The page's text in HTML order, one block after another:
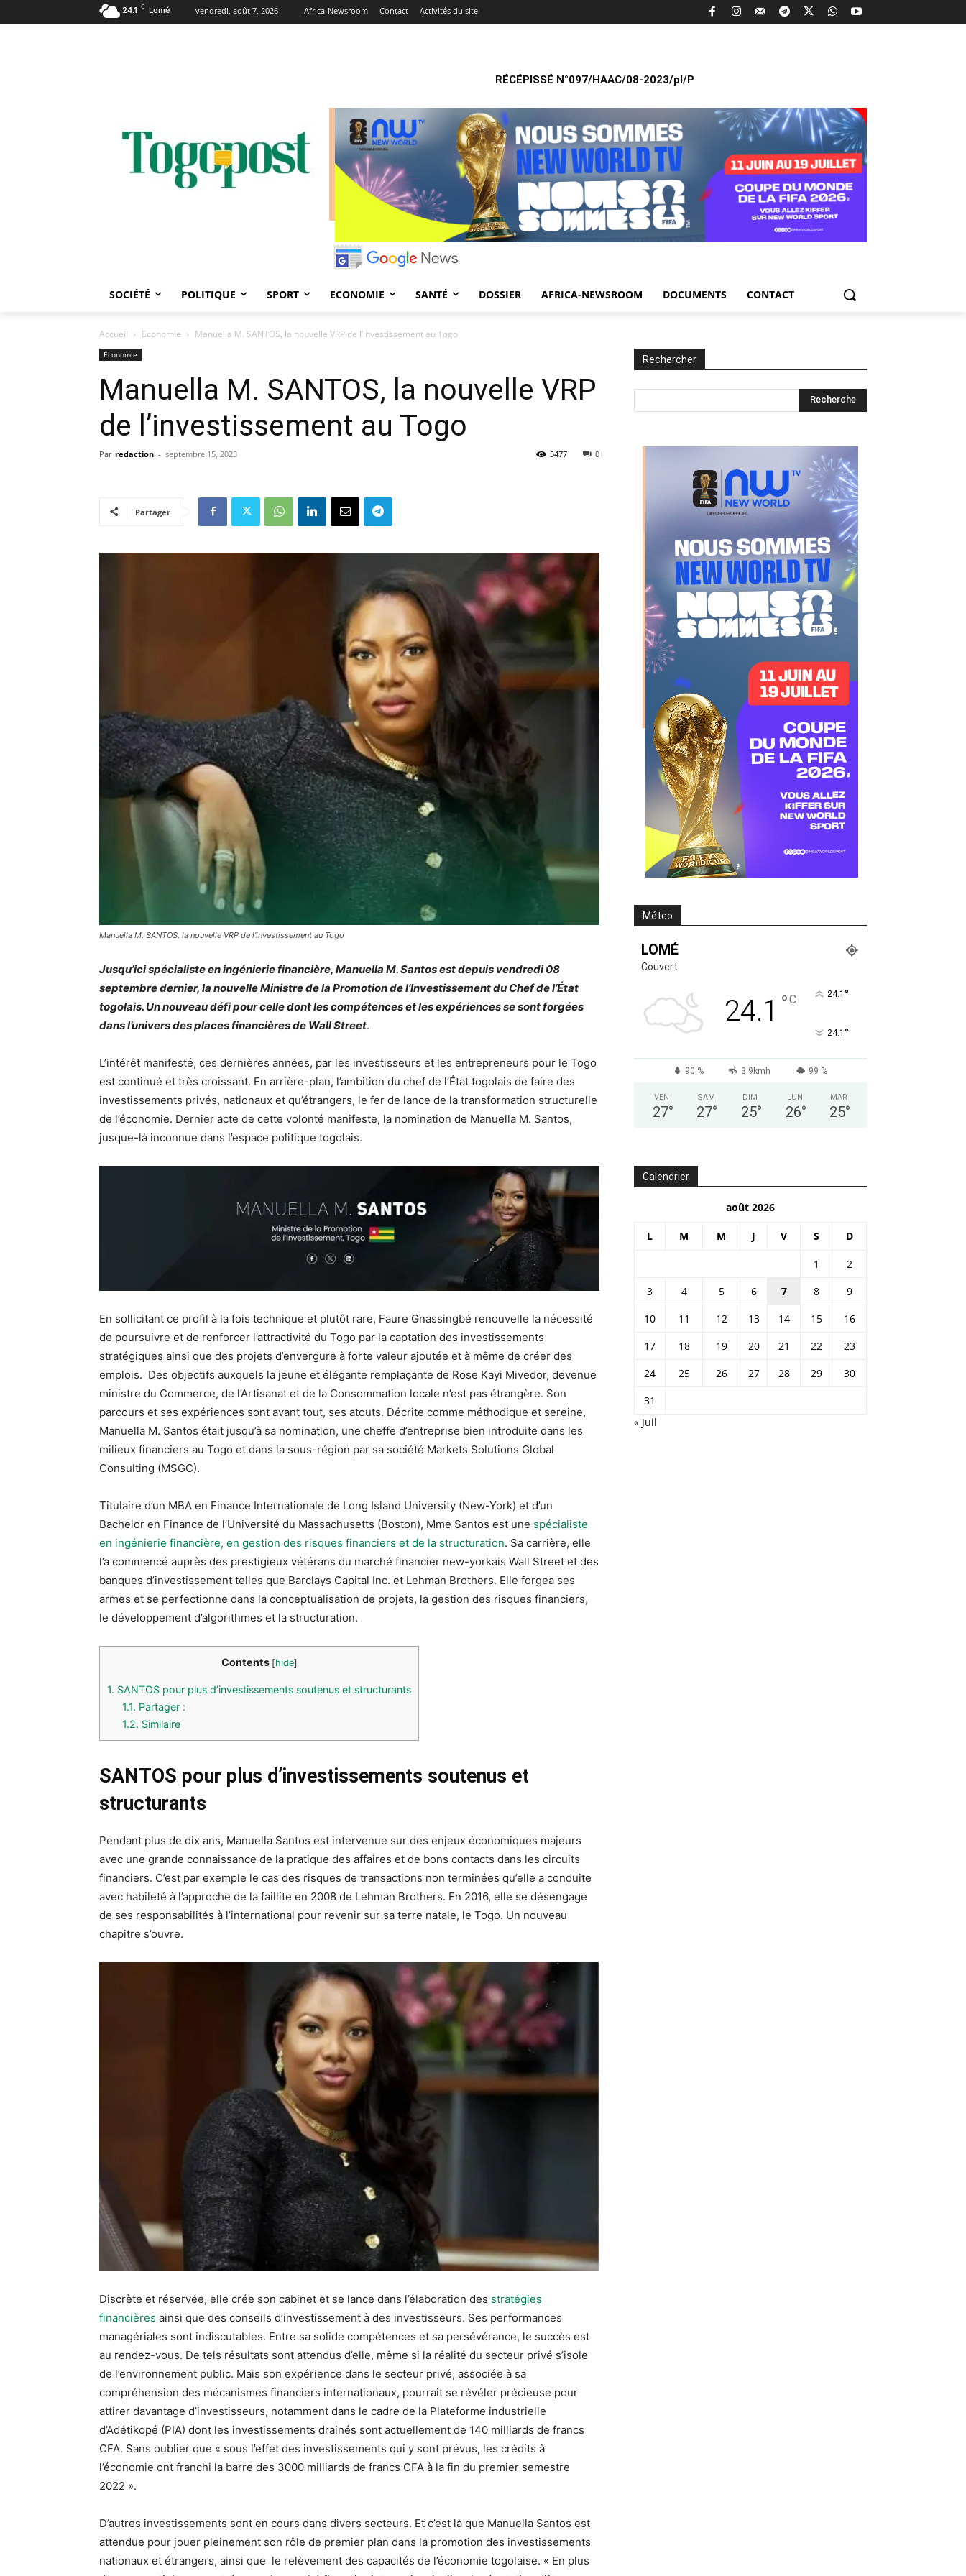
24.1 C Lomé vendredi, août 7, 2026 Africa-Newsroom Contact Activités du site
RÉCÉPISSÉ N°097/HAAC/08-2023/pl/P
SOCIÉTÉ POLITIQUE SPORT ECONOMIE SANTÉ DOSSIER AFRICA-NEWSROOM DOCUMENTS CONTACT
Accueil Economie Manuella M. SANTOS, la nouvelle VRP de l’investissement au Togo
Economie
Manuella M. SANTOS, la nouvelle VRP
de l’investissement au Togo
Par redaction - septembre 15, 2023 0
5477
Partager
Manuella M. SANTOS, la nouvelle VRP de l'investissement au Togo
Jusqu’ici spécialiste en ingénierie financière, Manuella M. Santos est depuis vendredi 08
septembre dernier, la nouvelle Ministre de la Promotion de l’Investissement du Chef de l’État
togolais. Un nouveau défi pour celle dont les compétences et les expériences se sont forgées
dans l’univers des places financières de Wall Street.
L’intérêt manifesté, ces dernières années, par les investisseurs et les entrepreneurs pour le Togo
est continué et très croissant. En arrière-plan, l’ambition du chef de l’État togolais de faire des
investissements privés, nationaux et qu’étrangers, le fer de lance de la transformation structurelle
de l’économie. Dernier acte de cette volonté manifeste, la nomination de Manuella M. Santos,
jusque-là inconnue dans l’espace politique togolais.
En sollicitant ce profil à la fois technique et plutôt rare, Faure Gnassingbé renouvelle la nécessité
de poursuivre et de renforcer l’attractivité du Togo par la captation des investissements
stratégiques ainsi que des projets d’envergure à forte valeur ajoutée et à même de créer des
emplois. Des objectifs auxquels la jeune et élégante remplaçante de Rose Kayi Mivedor, devenue
ministre du Commerce, de l’Artisanat et de la Consommation locale n’est pas étrangère. Son
parcours et ses expériences sont avant tout, ses atouts. Décrite comme méthodique et sereine,
Manuella M. Santos était jusqu’à sa nomination, une cheffe d’entreprise bien introduite dans les
milieux financiers au Togo et dans la sous-région par sa société Markets Solutions Global
Consulting (MSGC).
Titulaire d’un MBA en Finance Internationale de Long Island University (New-York) et d’un
Bachelor en Finance de l’Université du Massachusetts (Boston), Mme Santos est une spécialiste
en ingénierie financière, en gestion des risques financiers et de la structuration. Sa carrière, elle
l’a commencé auprès des prestigieux vétérans du marché financier new-yorkais Wall Street et des
banques d’investissement telles que Barclays Capital Inc. et Lehman Brothers. Elle forgea ses
armes et se perfectionne dans la conceptualisation de projets, la gestion des risques financiers,
le développement d’algorithmes et la structuration.
Contents [hide]
1. SANTOS pour plus d’investissements soutenus et structurants
1.1. Partager :
1.2. Similaire
SANTOS pour plus d’investissements soutenus et
structurants
Pendant plus de dix ans, Manuella Santos est intervenue sur des enjeux économiques majeurs
avec une grande connaissance de la pratique des affaires et de bons contacts dans les circuits
financiers. C’est par exemple le cas des risques de transactions non terminées qu’elle a conduite
avec habileté à l’approche de la faillite en 2008 de Lehman Brothers. En 2016, elle se désengage
de ses responsabilités à l’international pour revenir sur sa terre natale, le Togo. Un nouveau
chapitre s’ouvre.
Discrète et réservée, elle crée son cabinet et se lance dans l’élaboration des stratégies
financières ainsi que des conseils d’investissement à des investisseurs. Ses performances
managériales sont indiscutables. Entre sa solide compétences et sa persévérance, le succès est
au rendez-vous. De tels résultats sont attendus d’elle, même si la réalité du secteur privé s’isole
de l’environnement public. Mais son expérience dans le secteur privé, associée à sa
compréhension des mécanismes financiers internationaux, pourrait se révéler précieuse pour
attirer davantage d’investisseurs, notamment dans le cadre de la Plateforme industrielle
d’Adétikopé (PIA) dont les investissements drainés sont actuellement de 140 milliards de francs
CFA. Sans oublier que « sous l’effet des investissements qui y sont prévus, les crédits à
l’économie ont franchi la barre des 3000 milliards de francs CFA à la fin du premier semestre
2022 ».
D’autres investissements sont en cours dans divers secteurs. Et c’est là que Manuella Santos est
attendue pour jouer pleinement son rôle de premier plan dans la promotion des investissements
nationaux et étrangers, ainsi que le relèvement des capacités de l’économie togolaise. « En plus
Rechercher
Méteo
LOMÉ
Couvert
24.1 °C 24.1 °
24.1 °
90 % 3.9kmh 99 %
VEN
27°
SAM
27°
DIM
25°
LUN
26°
MAR
25°
Calendrier
août 2026
L M M J V S D
1
2
3
4 5 6 7 8
9
10
11 12 13 14 15
16
17
18 19 20 21 22
23
24
25 26 27 28 29
30
31
« Juil